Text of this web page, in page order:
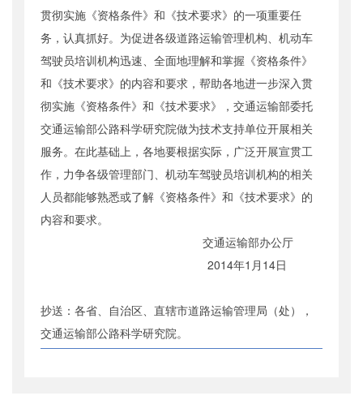
贯彻实施《资格条件》和《技术要求》的一项重要任
务，认真抓好。为促进各级道路运输管理机构、机动车
驾驶员培训机构迅速、全面地理解和掌握《资格条件》
和《技术要求》的内容和要求，帮助各地进一步深入贯
彻实施《资格条件》和《技术要求》，交通运输部委托
交通运输部公路科学研究院做为技术支持单位开展相关
服务。在此基础上，各地要根据实际，广泛开展宣贯工
作，力争各级管理部门、机动车驾驶员培训机构的相关
人员都能够熟悉或了解《资格条件》和《技术要求》的
内容和要求。
交通运输部办公厅
2014年1月14日
抄送：各省、自治区、直辖市道路运输管理局（处），
交通运输部公路科学研究院。